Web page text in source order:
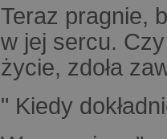
Teraz pragnie,
w jej sercu.
życie, zdoła
" Kiedy